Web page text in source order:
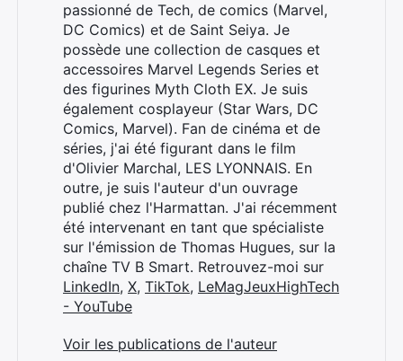
passionné de Tech, de comics (Marvel,
DC Comics) et de Saint Seiya. Je
possède une collection de casques et
accessoires Marvel Legends Series et
des figurines Myth Cloth EX. Je suis
également cosplayeur (Star Wars, DC
Comics, Marvel). Fan de cinéma et de
séries, j'ai été figurant dans le film
d'Olivier Marchal, LES LYONNAIS. En
outre, je suis l'auteur d'un ouvrage
publié chez l'Harmattan. J'ai récemment
été intervenant en tant que spécialiste
sur l'émission de Thomas Hugues, sur la
chaîne TV B Smart. Retrouvez-moi sur
LinkedIn, X, TikTok, LeMagJeuxHighTech
- YouTube
Voir les publications de l'auteur